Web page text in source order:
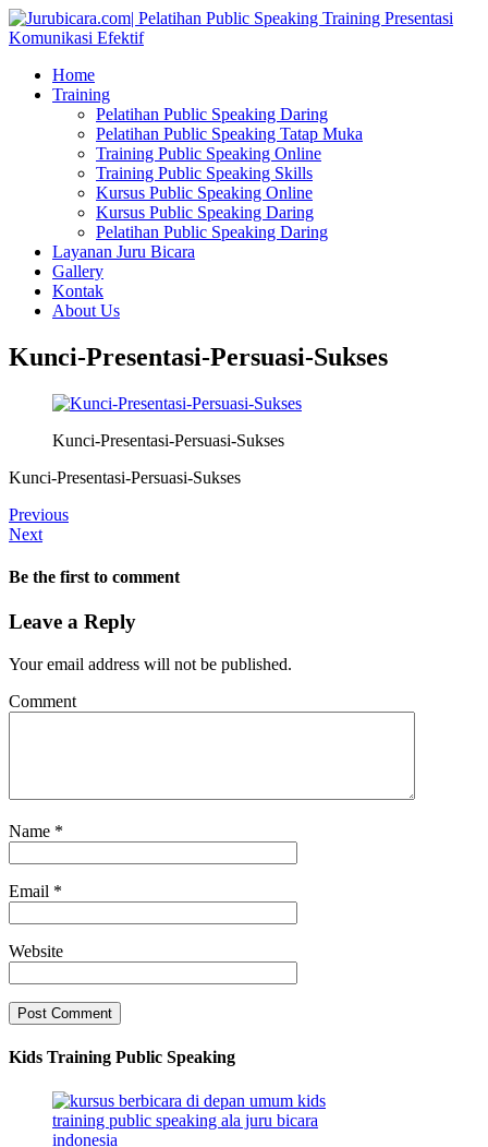
Home
Training
Pelatihan Public Speaking Daring
Pelatihan Public Speaking Tatap Muka
Training Public Speaking Online
Training Public Speaking Skills
Kursus Public Speaking Online
Kursus Public Speaking Daring
Pelatihan Public Speaking Daring
Layanan Juru Bicara
Gallery
Kontak
About Us
Kunci-Presentasi-Persuasi-Sukses
Kunci-Presentasi-Persuasi-Sukses
Kunci-Presentasi-Persuasi-Sukses
Previous
Next
Be the first to comment
Leave a Reply
Your email address will not be published.
Comment
Name *
Email *
Website
Kids Training Public Speaking